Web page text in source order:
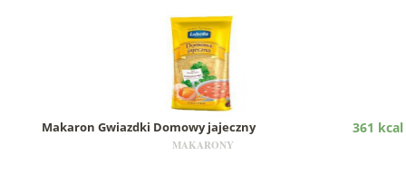
Makaron Gwiazdki Domowy jajeczny 361 kcal
MAKARONY